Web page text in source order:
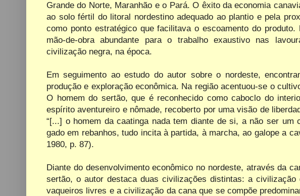
Grande do Norte, Maranhão e o Pará. O êxito da economia
ao solo fértil do litoral nordestino adequado ao plantio e pela
como ponto estratégico que facilitava o escoamento do
mão-de-obra abundante para o trabalho exaustivo nas
civilização negra, na época.
Em seguimento ao estudo do autor sobre o nordeste,
produção e exploração econômica. Na região acentuou-se o
O homem do sertão, que é reconhecido como caboclo do
espírito aventureiro e nômade, recoberto por uma visão de
“[...] o homem da caatinga nada tem diante de si, a não ser um
gado em rebanhos, tudo incita à partida, à marcha, ao galope a
1980, p. 87).
Diante do desenvolvimento econômico no nordeste, através da
sertão, o autor destaca duas civilizações distintas: a
vaqueiros livres e a civilização da cana que se compõe